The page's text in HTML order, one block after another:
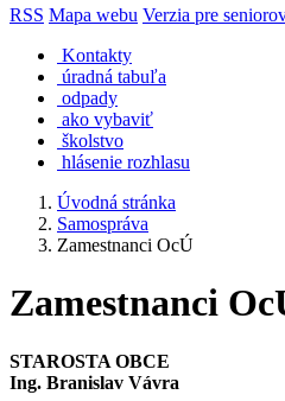
RSS Mapa webu Verzia pre
Kontakty
úradná tabuľa
odpady
ako vybaviť
školstvo
hlásenie rozhlasu
Úvodná stránka
Samospráva
Zamestnanci OcÚ
Zamestnanci
STAROSTA OBCE
Ing. Branislav Vávra